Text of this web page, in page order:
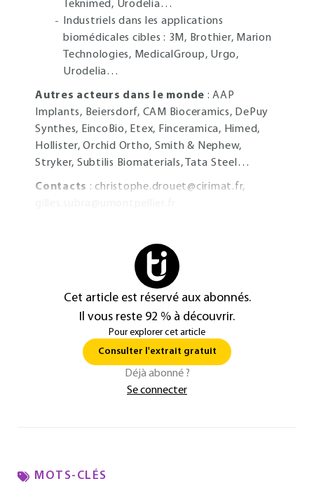
Teknimed, Urodelia…
Industriels dans les applications
biomédicales cibles : 3M, Brothier, Marion
Technologies, MedicalGroup, Urgo,
Urodelia…
Autres acteurs dans le monde : AAP
Implants, Beiersdorf, CAM Bioceramics, DePuy
Synthes, EincoBio, Etex, Finceramica, Himed,
Hollister, Orchid Ortho, Smith & Nephew,
Stryker, Subtilis Biomaterials, Tata Steel…
Contacts : christophe.drouet@cirimat.fr,
Cet article est réservé aux abonnés.
Il vous reste 92 % à découvrir.
Pour explorer cet article
Consulter l'extrait gratuit
Déjà abonné ?
Se connecter
MOTS-CLÉS